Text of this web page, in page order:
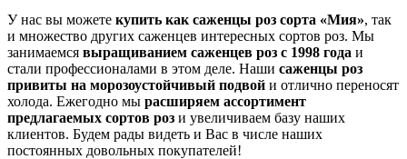
У нас вы можете купить как саженцы роз сорта «Мия», так
и множество других саженцев интересных сортов роз. Мы
занимаемся выращиванием саженцев роз с 1998 года и
стали профессионалами в этом деле. Наши саженцы роз
привиты на морозоустойчивый подвой и отлично переносят
холода. Ежегодно мы расширяем ассортимент
предлагаемых сортов роз и увеличиваем базу наших
клиентов. Будем рады видеть и Вас в числе наших
постоянных довольных покупателей!